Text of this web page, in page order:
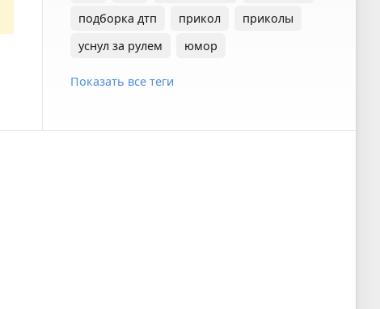
подборка дтп
прикол
приколы
уснул за рулем
юмор
Показать все теги